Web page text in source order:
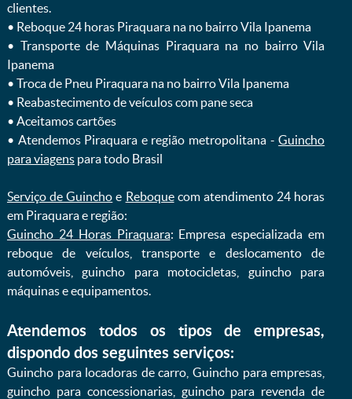
clientes.
ㅤㅤ• Reboque 24 horas Piraquara na no bairro Vila Ipanema
ㅤㅤ• Transporte de Máquinas Piraquara na no bairro Vila
Ipanema
ㅤㅤ• Troca de Pneu Piraquara na no bairro Vila Ipanema
ㅤㅤ• Reabastecimento de veículos com pane seca
ㅤㅤ• Aceitamos cartões
ㅤㅤ• Atendemos Piraquara e região metropolitana -Guincho
para viagenspara todo Brasil
Serviço de Guincho e Reboquecom atendimento 24 horas
em Piraquara e região:
Guincho 24 Horas Piraquara: Empresa especializada em
reboque de veículos, transporte e deslocamento de
automóveis, guincho para motocicletas, guincho para
máquinas e equipamentos.
Atendemos todos os tipos de empresas,
dispondo dos seguintes serviços:
Guincho para locadoras de carro, Guincho para empresas,
guincho para concessionarias, guincho para revenda de